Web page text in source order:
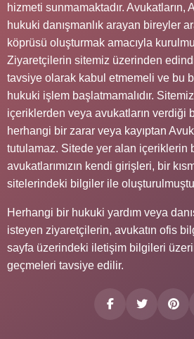
hizmeti sunmamaktadır. Avukatların,
hukuki danışmanlık arayan bireyler
köprüsü oluşturmak amacıyla
Ziyaretçilerin sitemiz üzerinden
tavsiye olarak kabul etmemeli ve bu
hukuki işlem başlatmamalıdır.
içeriklerden veya avukatların verdiği
herhangi bir zarar veya kayıptan
tutulamaz. Sitede yer alan içeriklerin
avukatlarımızın kendi girişleri, bir
sitelerindeki bilgiler ile
Herhangi bir hukuki yardım veya
isteyen ziyaretçilerin, avukatın ofis
sayfa üzerindeki iletişim bilgileri
geçmeleri tavsiye edilir.